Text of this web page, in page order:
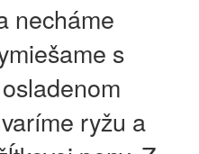
necháme
s
ryžu a